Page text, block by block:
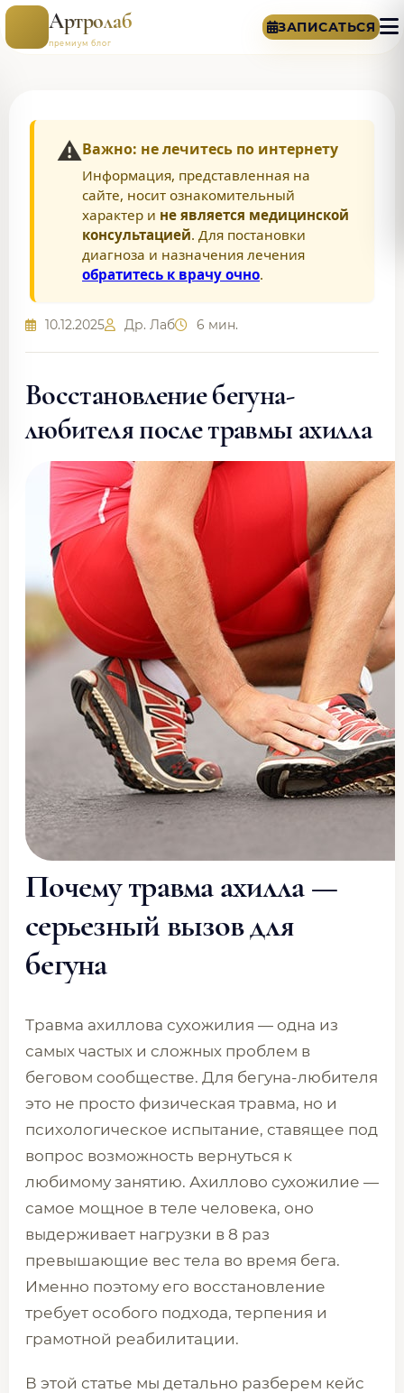
Артролаб
премиум блог
ЗАПИСАТЬСЯ
⚠️Важно: не лечитесь по интернету
Информация, представленная на
сайте, носит ознакомительный
характер и не является медицинской
консультацией. Для постановки
диагноза и назначения лечения
обратитесь к врачу очно.
10.12.2025 Др. Лаб 6 мин.
Восстановление бегуна-
любителя после травмы ахилла
Почему травма ахилла —
серьезный вызов для
бегуна
Травма ахиллова сухожилия — одна из
самых частых и сложных проблем в
беговом сообществе. Для бегуна-любителя
это не просто физическая травма, но и
психологическое испытание, ставящее под
вопрос возможность вернуться к
любимому занятию. Ахиллово сухожилие —
самое мощное в теле человека, оно
выдерживает нагрузки в 8 раз
превышающие вес тела во время бега.
Именно поэтому его восстановление
требует особого подхода, терпения и
грамотной реабилитации.
В этой статье мы детально разберем кейс